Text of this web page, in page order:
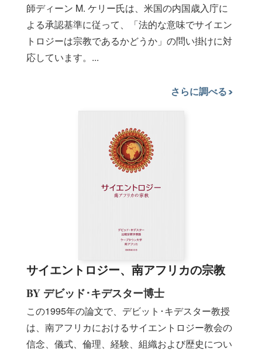
師ディーン M. ケリー氏は、米国の内国歳入庁に
よる承認基準に従って、「法的な意味でサイエン
トロジーは宗教であるかどうか」の問い掛けに対
応しています。...
さらに調べる
サイエントロジー、南アフリカの宗教
BY デビッド･キデスター博士
この1995年の論文で、デビット･キデスター教授
は、南アフリカにおけるサイエントロジー教会の
信念、儀式、倫理、経験、組織および歴史につい